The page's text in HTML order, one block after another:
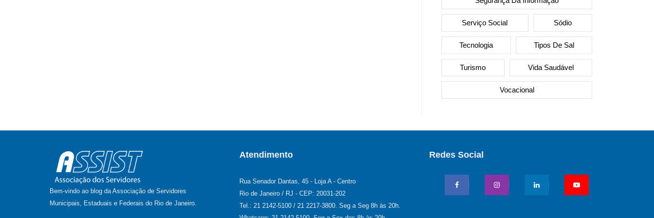
Serviço Social Sódio
Tecnologia Tipos De Sal
Turismo Vida Saudável
Vocacional
Bem-vindo ao blog da Associação de Servidores
Municipais, Estaduais e Federais do Rio de Janeiro.
Atendimento
Rua Senador Dantas, 45 - Loja A - Centro
Rio de Janeiro / RJ - CEP: 20031-202
Tel.: 21 2142-5100 / 21 2217-3800. Seg a Seg 8h às 20h.
Redes Social